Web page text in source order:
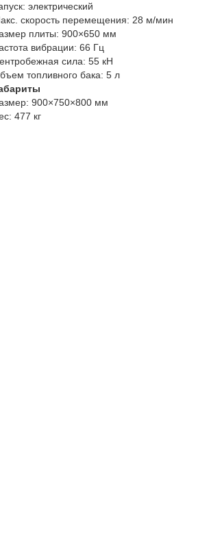
электрический
скорость перемещения: 28 м/мин
плиты: 900×650 мм
вибрации: 66 Гц
сила: 55 кН
топливного бака: 5 л
900×750×800 мм
477 кг